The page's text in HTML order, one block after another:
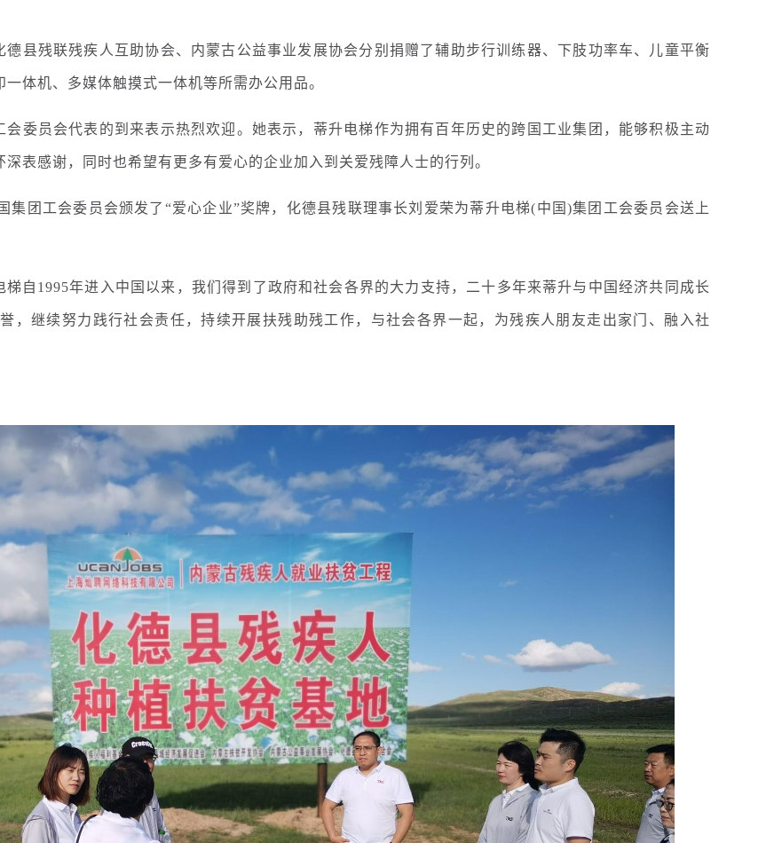
残联残疾人互助协会、内蒙古公益事业发展协会分别捐赠了辅助步行训练器、下肢功率车、儿童平衡
体机、多媒体触摸式一体机等所需办公用品。
员会代表的到来表示热烈欢迎。她表示，蒂升电梯作为拥有百年历史的跨国工业集团，能够积极主动
表感谢，同时也希望有更多有爱心的企业加入到关爱残障人士的行列。
工会委员会颁发了“爱心企业”奖牌，化德县残联理事长刘爱荣为蒂升电梯(中国)集团工会委员会送上
1995年进入中国以来，我们得到了政府和社会各界的大力支持，二十多年来蒂升与中国经济共同成长
，继续努力践行社会责任，持续开展扶残助残工作，与社会各界一起，为残疾人朋友走出家门、融入社